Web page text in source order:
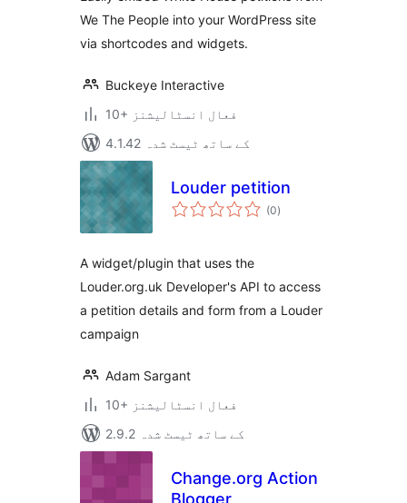
We The People into your WordPress site
via shortcodes and widgets.
Buckeye Interactive
10+ فعال انسٹالیشنز
4.1.42 کے ساتھ ٹیسٹ شدہ
Louder petition
(0مجموعی
درجہ
)
A widget/plugin that uses the
Louder.org.uk Developer's API to access
a petition details and form from a Louder
campaign
Adam Sargant
10+ فعال انسٹالیشنز
2.9.2 کے ساتھ ٹیسٹ شدہ
Change.org Action
Blogger